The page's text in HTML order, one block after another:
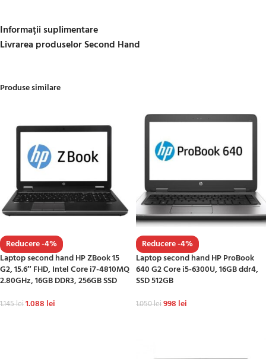
Informații suplimentare
Livrarea produselor Second Hand
Produse similare
Reducere -4%
Laptop second hand HP ZBook 15
G2, 15.6″ FHD, Intel Core i7-4810MQ
2.80GHz, 16GB DDR3, 256GB SSD
1.145lei1.088 lei
Reducere -4%
Laptop second hand HP ProBook
640 G2 Core i5-6300U, 16GB ddr4,
SSD 512GB
1.050lei998 lei